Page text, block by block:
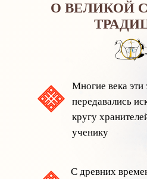
О ВЕЛИКОЙ
Многие века эти
передавались
кругу
ученику
С древних